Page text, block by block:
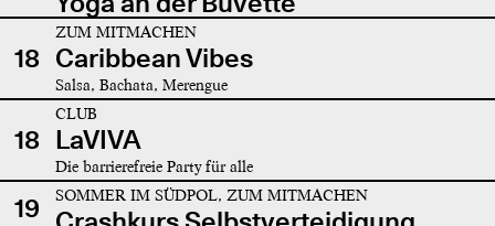
18
ZUM MITMACHEN
Caribbean Vibes
Salsa, Bachata, Merengue
18
CLUB
LaVIVA
Die barrierefreie Party für alle
19 SOMMER IM SÜDPOL, ZUM MITMACHEN